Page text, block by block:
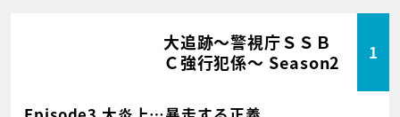
大追跡～警視庁ＳＳＢ
Ｃ強行犯係～ Season2
1